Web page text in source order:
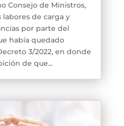
Consejo de Ministros,
labores de carga y
por parte del
había quedado
3/2022, en donde
de que...